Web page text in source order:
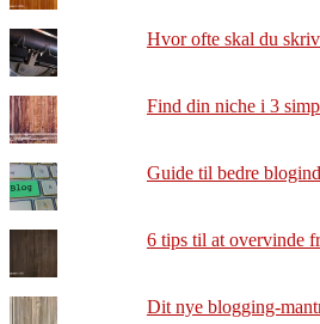
Hvor ofte skal du
Find din niche i 3
Guide til bedre
6 tips til at overvinde
Dit nye blogging-